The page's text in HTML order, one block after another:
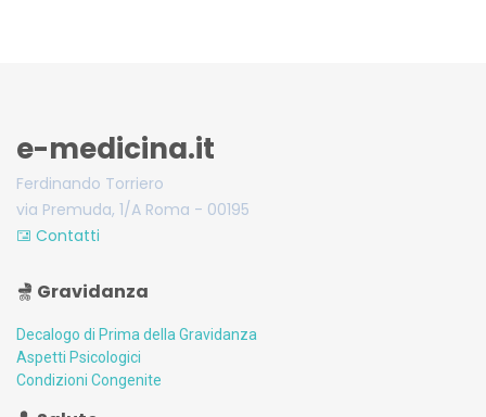
e-medicina.it
Ferdinando Torriero
via Premuda, 1/A Roma - 00195
Contatti
Gravidanza
Decalogo di Prima della Gravidanza
Aspetti Psicologici
Condizioni Congenite